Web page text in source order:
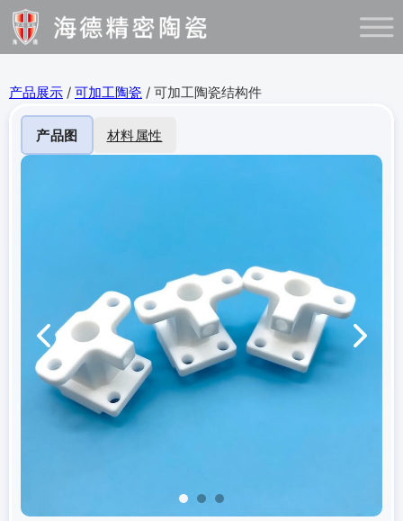
产品展示 / 可加工陶瓷 / 可加工陶瓷结构件
产品图 材料属性